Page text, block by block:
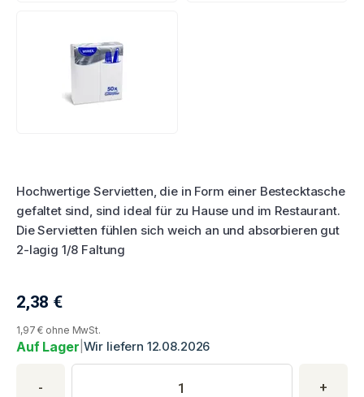
Hochwertige Servietten, die in Form einer Bestecktasche
gefaltet sind, sind ideal für zu Hause und im Restaurant.
Die Servietten fühlen sich weich an und absorbieren gut
2-lagig 1/8 Faltung
2,38 €
Aktueller Produktpreis
1,97 € ohne MwSt.
Auf Lager Wir liefern 12.08.2026
Produktmenge
- +
Geben Sie die gewünschte Produktmenge ein.